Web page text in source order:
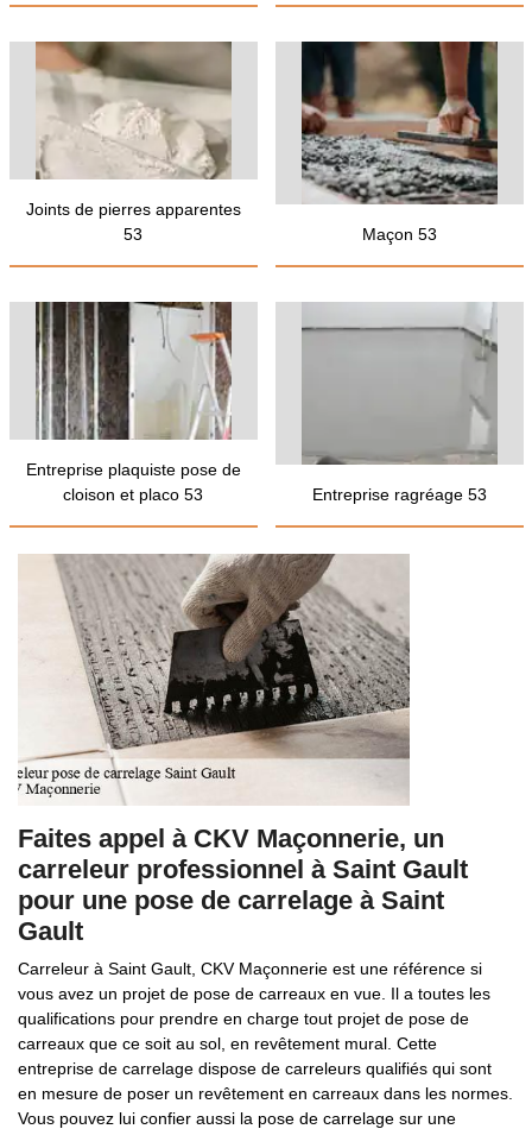
Joints de pierres apparentes
53
Maçon 53
Entreprise plaquiste pose de
cloison et placo 53
Entreprise ragréage 53
Faites appel à CKV Maçonnerie, un
carreleur professionnel à Saint Gault
pour une pose de carrelage à Saint
Gault
Carreleur à Saint Gault, CKV Maçonnerie est une référence si
vous avez un projet de pose de carreaux en vue. Il a toutes les
qualifications pour prendre en charge tout projet de pose de
carreaux que ce soit au sol, en revêtement mural. Cette
entreprise de carrelage dispose de carreleurs qualifiés qui sont
en mesure de poser un revêtement en carreaux dans les normes.
Vous pouvez lui confier aussi la pose de carrelage sur une